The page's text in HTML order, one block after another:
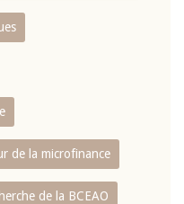
de la microfinance
de la BCEAO